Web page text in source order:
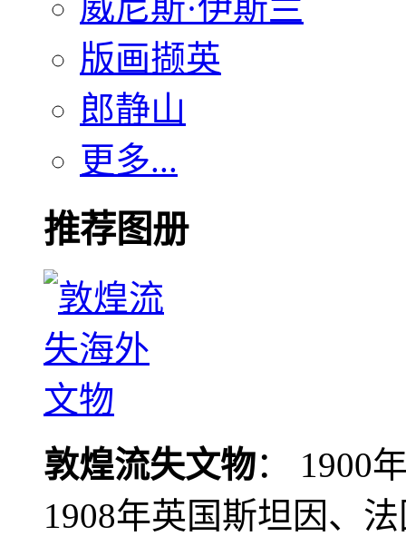
版画撷英
郎静山
更多...
推荐图册
敦煌流失文物： 1900
1908年英国斯坦因、